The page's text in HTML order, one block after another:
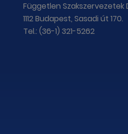
Független Szakszervezetek
1112 Budapest, Sasadi út 170.
Tel.: (36-1) 321-5262